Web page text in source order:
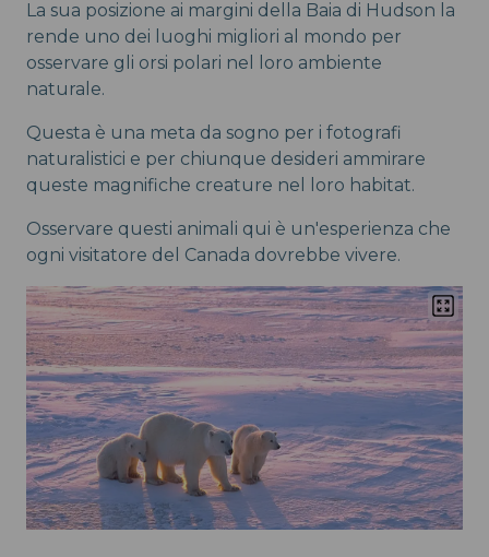
La sua posizione ai margini della Baia di Hudson la
rende uno dei luoghi migliori al mondo per
osservare gli orsi polari nel loro ambiente
naturale.
Questa è una meta da sogno per i fotografi
naturalistici e per chiunque desideri ammirare
queste magnifiche creature nel loro habitat.
Osservare questi animali qui è un'esperienza che
ogni visitatore del Canada dovrebbe vivere.